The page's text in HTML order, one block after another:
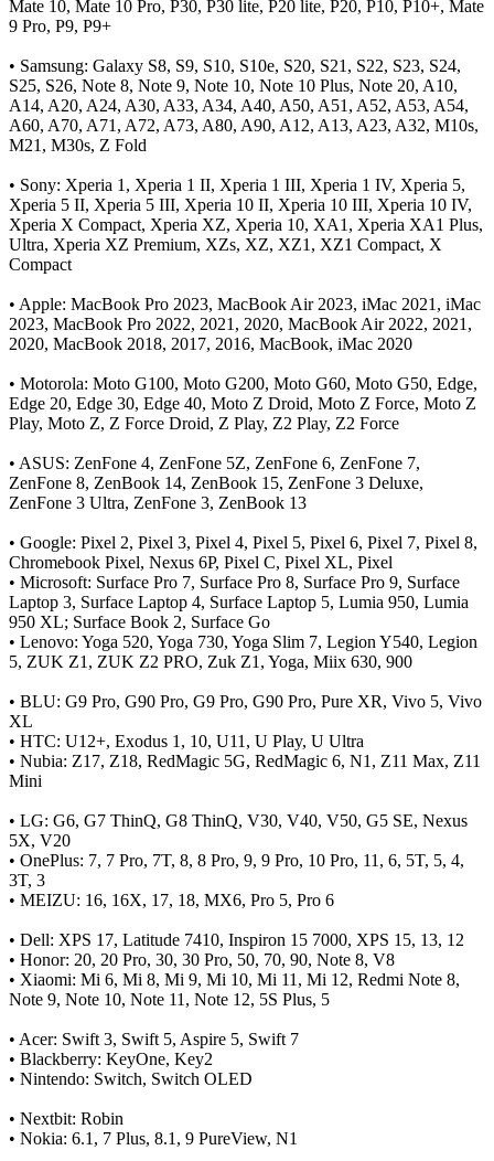
Mate 10, Mate 10 Pro, P30, P30 lite, P20 lite, P20, P10, P10+, Mate
9 Pro, P9, P9+
• Samsung: Galaxy S8, S9, S10, S10e, S20, S21, S22, S23, S24,
S25, S26, Note 8, Note 9, Note 10, Note 10 Plus, Note 20, A10,
A14, A20, A24, A30, A33, A34, A40, A50, A51, A52, A53, A54,
A60, A70, A71, A72, A73, A80, A90, A12, A13, A23, A32, M10s,
M21, M30s, Z Fold
• Sony: Xperia 1, Xperia 1 II, Xperia 1 III, Xperia 1 IV, Xperia 5,
Xperia 5 II, Xperia 5 III, Xperia 10 II, Xperia 10 III, Xperia 10 IV,
Xperia X Compact, Xperia XZ, Xperia 10, XA1, Xperia XA1 Plus,
Ultra, Xperia XZ Premium, XZs, XZ, XZ1, XZ1 Compact, X
Compact
• Apple: MacBook Pro 2023, MacBook Air 2023, iMac 2021, iMac
2023, MacBook Pro 2022, 2021, 2020, MacBook Air 2022, 2021,
2020, MacBook 2018, 2017, 2016, MacBook, iMac 2020
• Motorola: Moto G100, Moto G200, Moto G60, Moto G50, Edge,
Edge 20, Edge 30, Edge 40, Moto Z Droid, Moto Z Force, Moto Z
Play, Moto Z, Z Force Droid, Z Play, Z2 Play, Z2 Force
• ASUS: ZenFone 4, ZenFone 5Z, ZenFone 6, ZenFone 7,
ZenFone 8, ZenBook 14, ZenBook 15, ZenFone 3 Deluxe,
ZenFone 3 Ultra, ZenFone 3, ZenBook 13
• Google: Pixel 2, Pixel 3, Pixel 4, Pixel 5, Pixel 6, Pixel 7, Pixel 8,
Chromebook Pixel, Nexus 6P, Pixel C, Pixel XL, Pixel
• Microsoft: Surface Pro 7, Surface Pro 8, Surface Pro 9, Surface
Laptop 3, Surface Laptop 4, Surface Laptop 5, Lumia 950, Lumia
950 XL; Surface Book 2, Surface Go
• Lenovo: Yoga 520, Yoga 730, Yoga Slim 7, Legion Y540, Legion
5, ZUK Z1, ZUK Z2 PRO, Zuk Z1, Yoga, Miix 630, 900
• BLU: G9 Pro, G90 Pro, G9 Pro, G90 Pro, Pure XR, Vivo 5, Vivo
XL
• HTC: U12+, Exodus 1, 10, U11, U Play, U Ultra
• Nubia: Z17, Z18, RedMagic 5G, RedMagic 6, N1, Z11 Max, Z11
Mini
• LG: G6, G7 ThinQ, G8 ThinQ, V30, V40, V50, G5 SE, Nexus
5X, V20
• OnePlus: 7, 7 Pro, 7T, 8, 8 Pro, 9, 9 Pro, 10 Pro, 11, 6, 5T, 5, 4,
3T, 3
• MEIZU: 16, 16X, 17, 18, MX6, Pro 5, Pro 6
• Dell: XPS 17, Latitude 7410, Inspiron 15 7000, XPS 15, 13, 12
• Honor: 20, 20 Pro, 30, 30 Pro, 50, 70, 90, Note 8, V8
• Xiaomi: Mi 6, Mi 8, Mi 9, Mi 10, Mi 11, Mi 12, Redmi Note 8,
Note 9, Note 10, Note 11, Note 12, 5S Plus, 5
• Acer: Swift 3, Swift 5, Aspire 5, Swift 7
• Blackberry: KeyOne, Key2
• Nintendo: Switch, Switch OLED
• Nextbit: Robin
• Nokia: 6.1, 7 Plus, 8.1, 9 PureView, N1